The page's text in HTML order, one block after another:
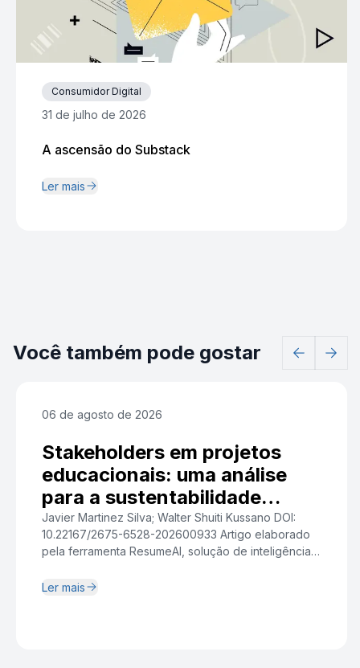
Consumidor Digital
31 de julho de 2026
A ascensão do Substack
Ler mais
Você também pode gostar
06 de agosto de 2026
Stakeholders em projetos
educacionais: uma análise
para a sustentabilidade
institucional
Javier Martinez Silva; Walter Shuiti Kussano DOI:
10.22167/2675-6528-202600933 Artigo elaborado
pela ferramenta ResumeAI, solução de inteligência
à síntese e redação. Resumo A crescente
Ler mais